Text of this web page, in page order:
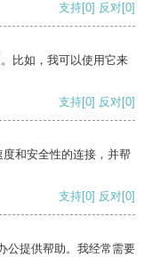
支持[0] 反对[0]
比如，我可以使用它来
支持[0] 反对[0]
和安全性的连接，并帮
支持[0] 反对[0]
公提供帮助。我经常需要